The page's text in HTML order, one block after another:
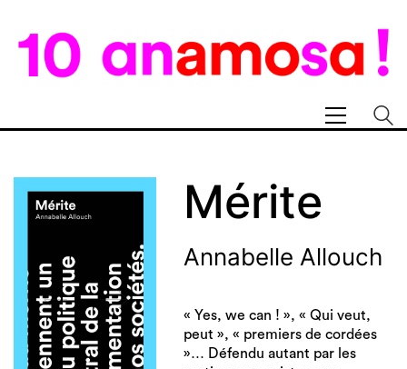
Mérite
Annabelle Allouch
« Yes, we can ! », « Qui veut,
peut », « premiers de cordées
»… Défendu autant par les